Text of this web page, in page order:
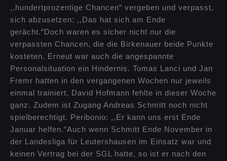
,,hundertprozentige Chancen“ vergeben und verpasst,
sich abzusetzen: ,,Das hat sich am Ende
gerächt.“Doch waren es sicher nicht nur die
verpassten Chancen, die die Birkenauer beide Punkte
kosteten. Erneut war auch die angespannte
Personalsituation ein Hindernis. Tomas Lanci und Jan
Fremr hatten in den vergangenen Wochen nur jeweils
einmal trainiert, David Hofmann fehlte in dieser Woche
ganz. Zudem ist Zugang Andreas Schmitt noch nicht
spielberechtigt. Peribonio: ,,Er kann uns erst Ende
Januar helfen.“Auch wenn Schmitt Ende November in
der Landesliga für Leutershausen im Einsatz war und
keinen Vertrag bei der SGL hatte, so ist er nach den